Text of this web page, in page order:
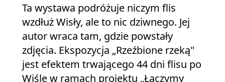
Ta wystawa podróżuje niczym flis
wzdłuż Wisły, ale to nic dziwnego. Jej
autor wraca tam, gdzie powstały
zdjęcia. Ekspozycja „Rzeźbione rzeką"
jest efektem trwającego 44 dni flisu po
Wiśle w ramach projektu „Łączymy